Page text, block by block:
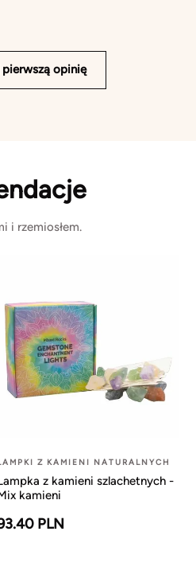
pierwszą opinię
i rzemiosłem.
Z KAMIENI NATURALNYCH
z kamieni szlachetnych -
kamieni
PLN